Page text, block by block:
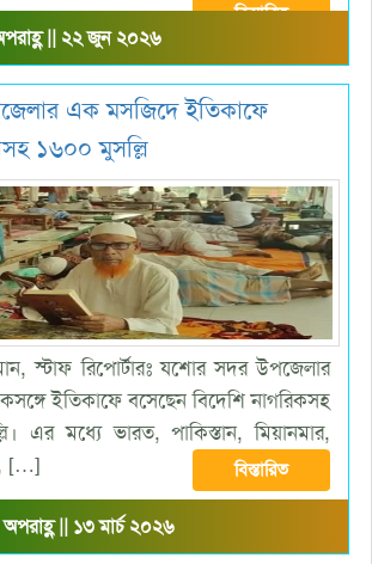
বিস্তারিত
|| ২২ জুন ২০২৬
এক মসজিদে ইতিকাফে
১৬০০ মুসল্লি
স্টাফ রিপোর্টারঃ যশোর সদর উপজেলার
ইতিকাফে বসেছেন বিদেশি নাগরিকসহ
এর মধ্যে ভারত, পাকিস্তান, মিয়ানমার,
[…]
বিস্তারিত
|| ১৩ মার্চ ২০২৬